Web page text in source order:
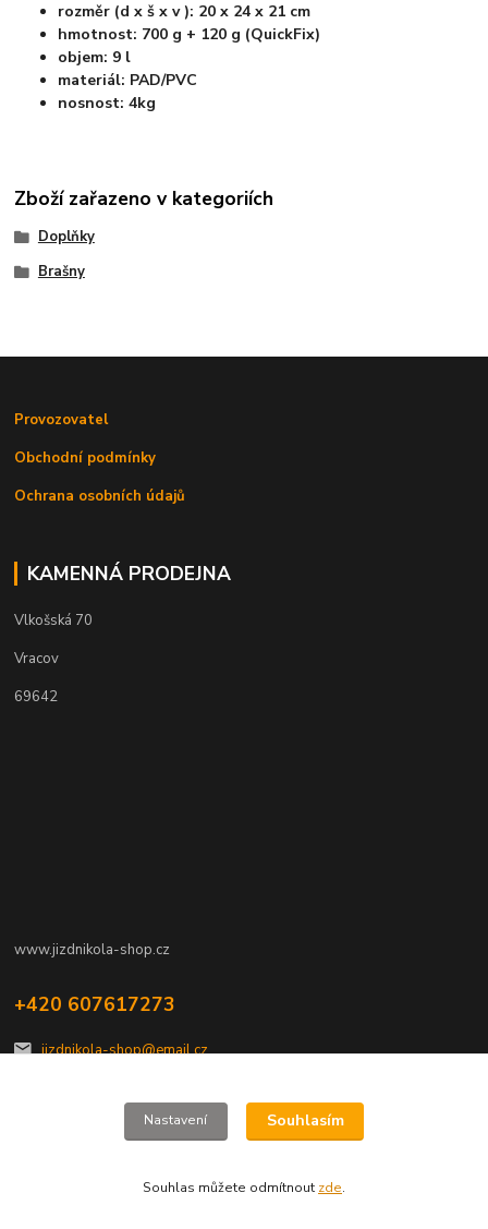
rozměr (d x š x v ): 20 x 24 x 21 cm
hmotnost: 700 g + 120 g (QuickFix)
objem: 9 l
materiál: PAD/PVC
nosnost: 4kg
Zboží zařazeno v kategoriích
Doplňky
Brašny
Provozovatel
Obchodní podmínky
Ochrana osobních údajů
KAMENNÁ PRODEJNA
Vlkošská 70
Vracov
69642
www.jizdnikola-shop.cz
+420 607617273
jizdnikola-shop@email.cz
Nastavení Souhlasím
Souhlas můžete odmítnout zde.